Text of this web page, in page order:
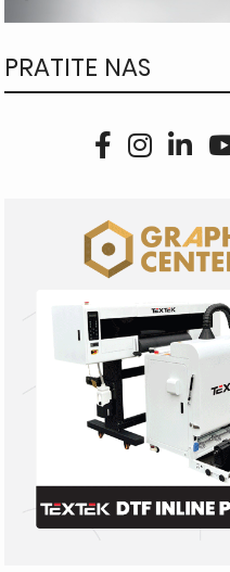
PRATITE NAS